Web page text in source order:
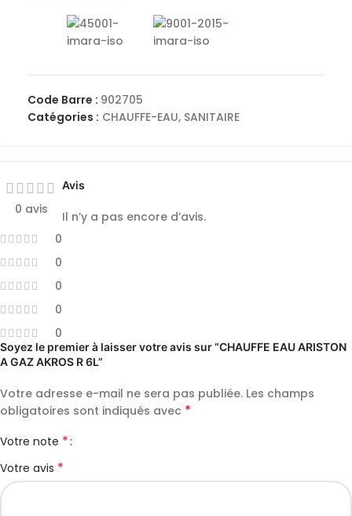
Code Barre : 902705
Catégories : CHAUFFE-EAU, SANITAIRE
0 avis
0
0
0
0
0
Avis
Il n’y a pas encore d’avis.
Soyez le premier à laisser votre avis sur “CHAUFFE EAU ARISTON
A GAZ AKROS R 6L”
Votre adresse e-mail ne sera pas publiée. Les champs
obligatoires sont indiqués avec *
Votre note *
Votre avis *